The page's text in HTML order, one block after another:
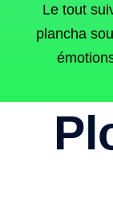
Le tout
plancha